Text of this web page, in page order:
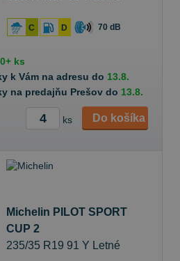
C D 70 dB
ks
k Vám na adresu do 13.8.
na predajňu Prešov do 13.8.
ks Do košíka
Michelin PILOT SPORT
CUP 2
235/35 R19 91 Y Letné